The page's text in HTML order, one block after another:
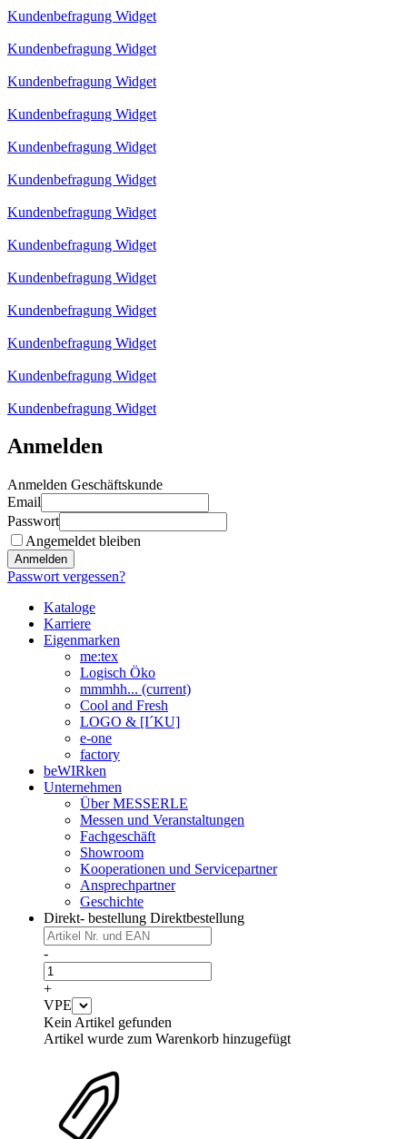
Kundenbefragung Widget
Kundenbefragung Widget
Kundenbefragung Widget
Kundenbefragung Widget
Kundenbefragung Widget
Kundenbefragung Widget
Kundenbefragung Widget
Kundenbefragung Widget
Kundenbefragung Widget
Kundenbefragung Widget
Kundenbefragung Widget
Kundenbefragung Widget
Kundenbefragung Widget
Anmelden
Anmelden Geschäftskunde
Email
Passwort
Angemeldet bleiben
Anmelden
Passwort vergessen?
Kataloge
Karriere
Eigenmarken
me:tex
Logisch Öko
mmmhh... (current)
Cool and Fresh
LOGO & [I´KU]
e-one
factory
beWIRken
Unternehmen
Über MESSERLE
Messen und Veranstaltungen
Fachgeschäft
Showroom
Kooperationen und Servicepartner
Ansprechpartner
Geschichte
Direkt- bestellung Direktbestellung
-
+
VPE
Kein Artikel gefunden
Artikel wurde zum Warenkorb hinzugefügt